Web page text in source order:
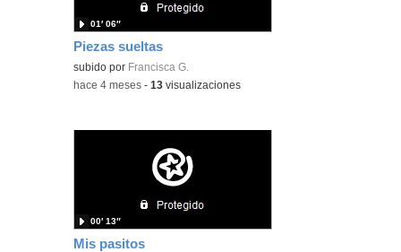
Piezas sueltas
subido por Francisca G.
01′ 06″
-hace 4 meses -13 visualizaciones
Mis pasitos
00′ 13″